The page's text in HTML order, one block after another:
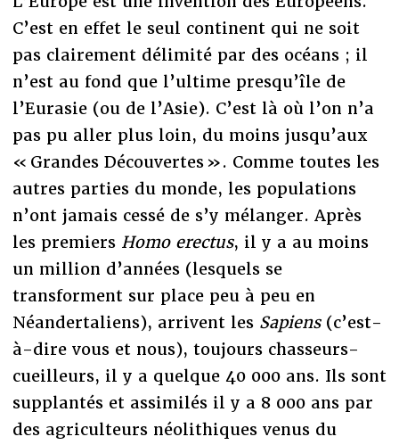
C’est en effet le seul continent qui ne soit
pas clairement délimité par des océans ; il
n’est au fond que l’ultime presqu’île de
l’Eurasie (ou de l’Asie). C’est là où l’on n’a
pas pu aller plus loin, du moins jusqu’aux
« Grandes Découvertes ». Comme toutes les
autres parties du monde, les populations
n’ont jamais cessé de s’y mélanger. Après
les premiers Homo erectus, il y a au moins
un million d’années (lesquels se
transforment sur place peu à peu en
Néandertaliens), arrivent les Sapiens(c’est-
à-dire vous et nous), toujours chasseurs-
cueilleurs, il y a quelque 40 000 ans. Ils sont
supplantés et assimilés il y a 8 000 ans par
des agriculteurs néolithiques venus du